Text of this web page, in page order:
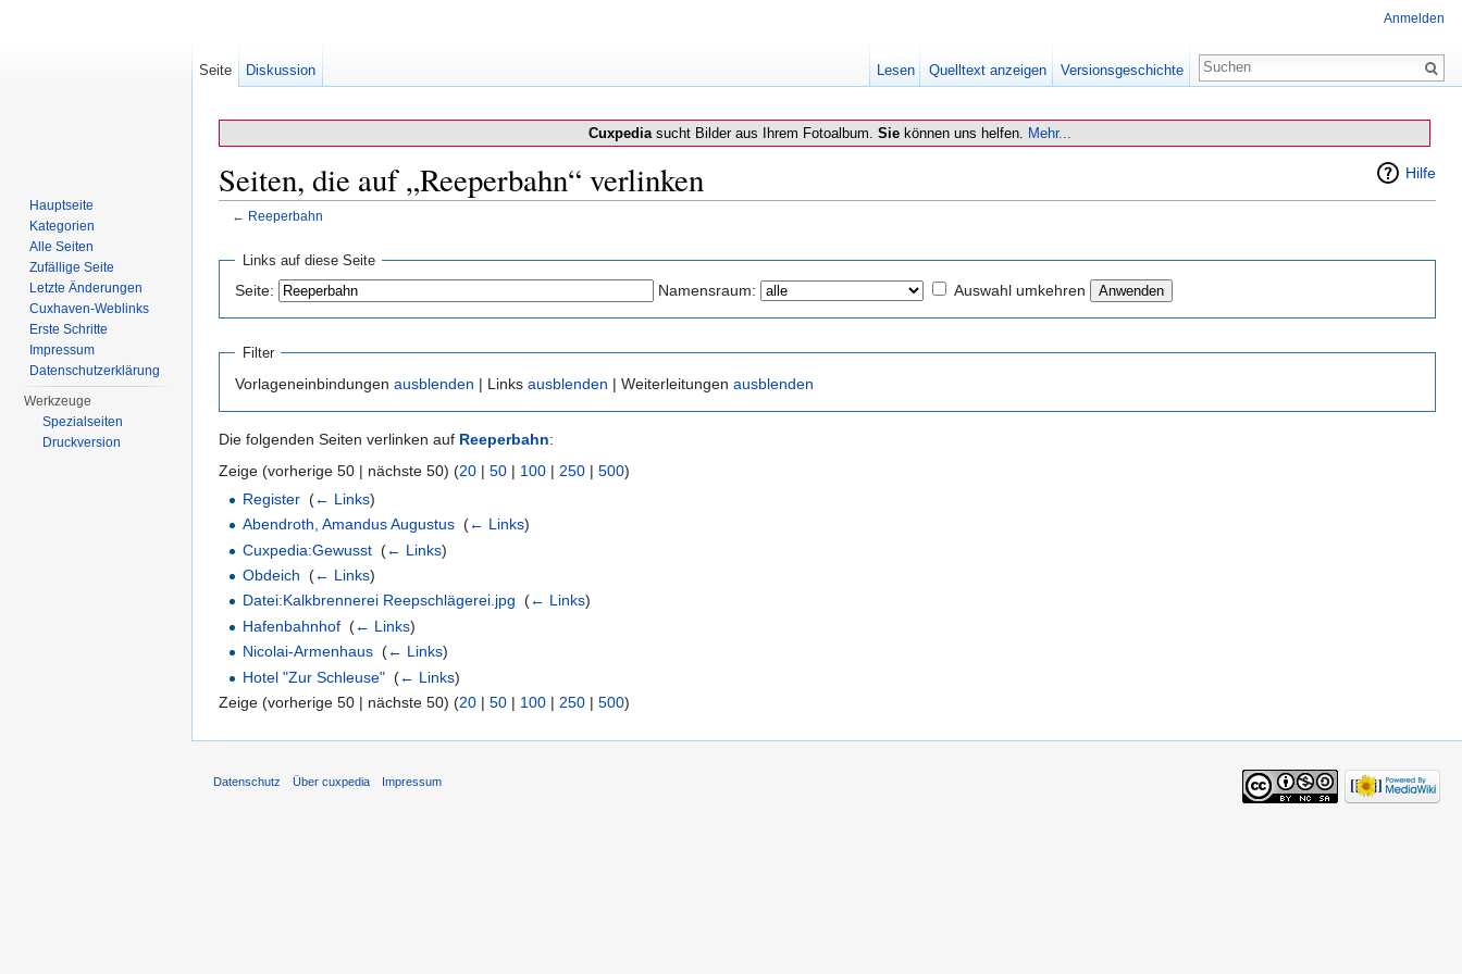
Cuxpediasucht Bilder aus Ihrem Fotoalbum. Sie können uns helfen. Mehr...
Hilfe
Seiten, die auf „Reeperbahn“ verlinken
← Reeperbahn
Links auf diese Seite
Seite: Namensraum: Auswahl umkehren
Filter
Vorlageneinbindungen ausblenden | Links ausblenden | Weiterleitungen ausblenden
Die folgenden Seiten verlinken auf Reeperbahn:
Zeige (vorherige 50 | nächste 50) (20 | 50 | 100 | 250 | 500)
Register (← Links)
Abendroth, Amandus Augustus (← Links)
Cuxpedia:Gewusst (← Links)
Obdeich
(← Links)
Datei:Kalkbrennerei Reepschlägerei.jpg
(← Links)
Hafenbahnhof (← Links)
Nicolai-Armenhaus (← Links)
Hotel "Zur Schleuse" (← Links)
Zeige (vorherige 50 | nächste 50) (20 | 50 | 100 | 250 | 500)
Anmelden
Seite Diskussion Lesen Quelltext anzeigen Versionsgeschichte
Hauptseite
Kategorien
Alle Seiten
Zufällige Seite
Letzte Änderungen
Cuxhaven-Weblinks
Erste Schritte
Impressum
Datenschutzerklärung
Werkzeuge
Spezialseiten
Druckversion
Datenschutz Über cuxpedia Impressum